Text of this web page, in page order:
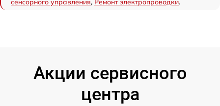
сенсорного управления, Ремонт электропроводки.
Акции сервисного
центра